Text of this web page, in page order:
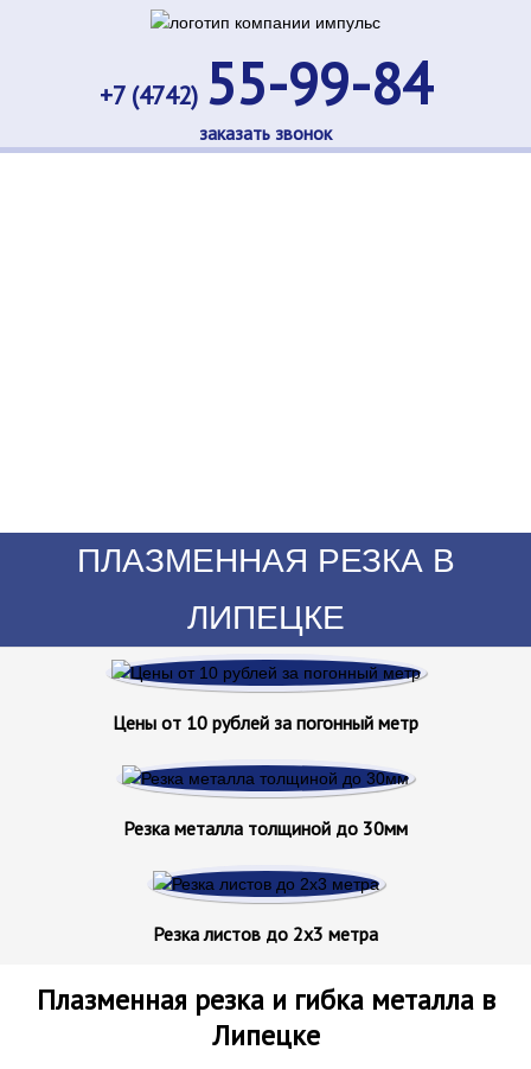
+7 (4742) 55-99-84
заказать звонок
ПЛАЗМЕННАЯ РЕЗКА В
ЛИПЕЦКЕ
Цены от 10 рублей за погонный метр
Резка металла толщиной до 30мм
Резка листов до 2х3 метра
Плазменная резка и гибка металла в
Липецке